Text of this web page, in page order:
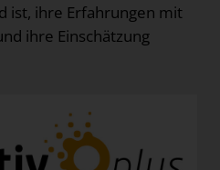
ist, ihre Erfahrungen mit
ihre Einschätzung